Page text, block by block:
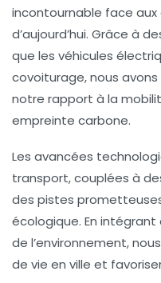
incontournable face
d’aujourd’hui. Grâce à
que les véhicules
covoiturage, nous
notre rapport à la
empreinte carbone.
Les avancées
transport, couplées à
des pistes
écologique. En
de l’environnement,
de vie en ville et